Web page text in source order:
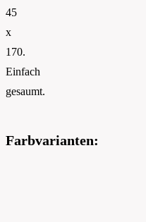
45
x
170.
Einfach
gesaumt.
Farbvarianten: